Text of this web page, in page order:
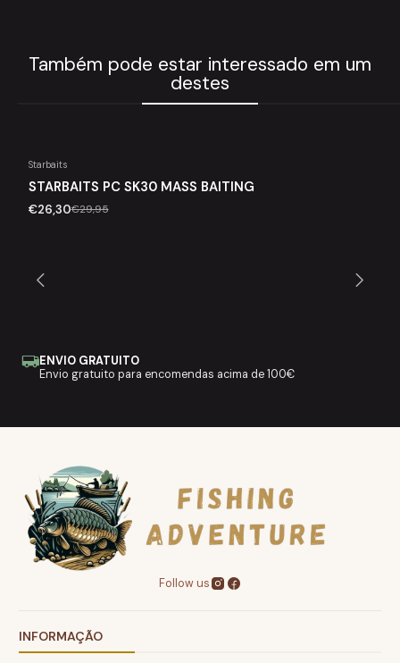
Também pode estar interessado em um
destes
-12%
Starbaits
STARBAITS PC SK30 MASS BAITING
€26,30€29,95
ENVIO GRATUITO
Envio gratuito para encomendas acima de 100€
Follow us
INFORMAÇÃO